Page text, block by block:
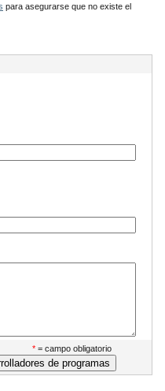
para asegurarse que no existe el
* = campo obligatorio